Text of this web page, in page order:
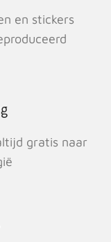
en stickers
gratis naar